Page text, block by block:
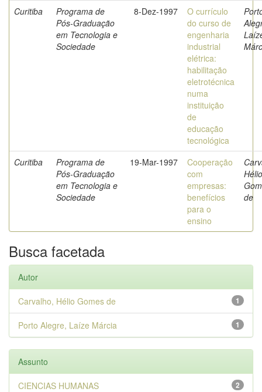
Curitiba
Programa de
Pós-Graduação
em Tecnologia e
Sociedade
8-Dez-1997
O currículo
do curso de
engenharia
industrial
elétrica:
habilitação
eletrotécnica
numa
instituição
de
educação
tecnológica
Curitiba
Programa de
Pós-Graduação
em Tecnologia e
Sociedade
19-Mar-1997
Cooperação
com
empresas:
benefícios
para o
ensino
Hélio
de
Busca facetada
Autor
1
Carvalho, Hélio Gomes de
1
Porto Alegre, Laíze Márcia
Assunto
2
CIENCIAS HUMANAS